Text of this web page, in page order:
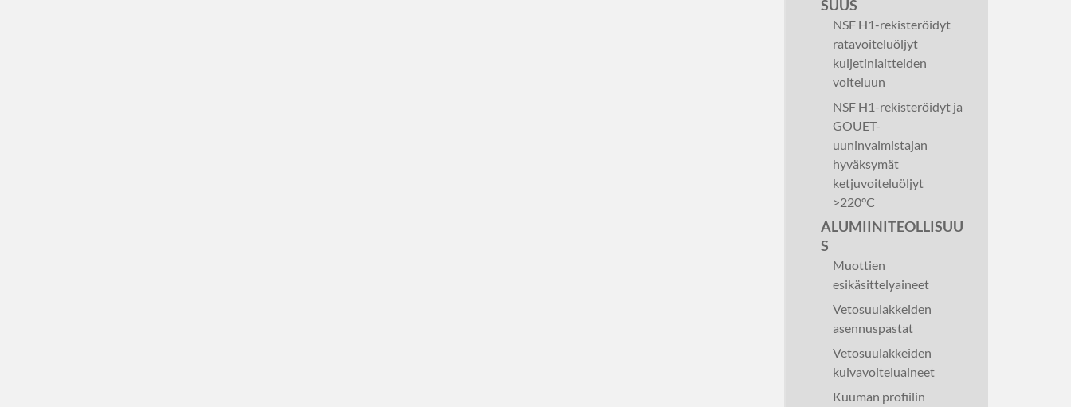
SUUS
NSF H1-rekisteröidyt
ratavoiteluöljyt
kuljetinlaitteiden
voiteluun
NSF H1-rekisteröidyt ja
GOUET-
uuninvalmistajan
hyväksymät
ketjuvoiteluöljyt
>220°C
ALUMIINITEOLLISUU
S
Muottien
esikäsittelyaineet
Vetosuulakkeiden
asennuspastat
Vetosuulakkeiden
kuivavoiteluaineet
Kuuman profiilin